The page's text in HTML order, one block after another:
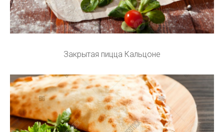
Закрытая пицца Кальцоне